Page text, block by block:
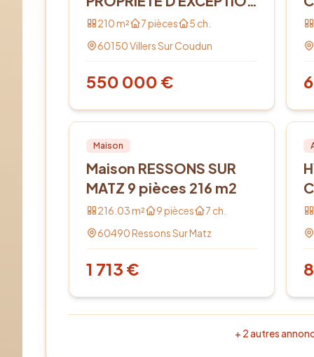
DE 210 M2
210m² 7pièces 5 ch.
60150Villers Sur Coudun
550 000 €
Location
Maison
Maison RESSONS SUR
MATZ 9 pièces 216 m2
216.03m² 9pièces 7 ch.
60490Ressons Sur Matz
1 713 €
+ 2autres